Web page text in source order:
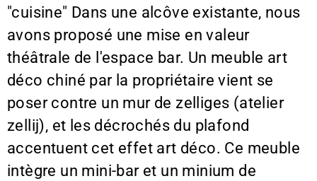
"cuisine" Dans une alcôve existante, nous
avons proposé une mise en valeur
théâtrale de l'espace bar. Un meuble art
déco chiné par la propriétaire vient se
poser contre un mur de zelliges (atelier
zellij), et les décrochés du plafond
accentuent cet effet art déco. Ce meuble
intègre un mini-bar et un minium de